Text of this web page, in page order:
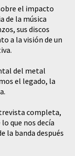
el impacto
de la música
sus discos
a la visión de un
del metal
el legado, la
completa,
que nos decía
la banda después